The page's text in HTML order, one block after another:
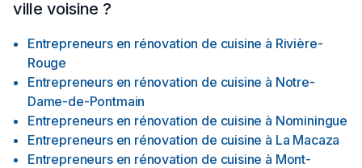
ville voisine ?
Entrepreneurs en rénovation de cuisine à Rivière-
Rouge
Entrepreneurs en rénovation de cuisine à Notre-
Dame-de-Pontmain
Entrepreneurs en rénovation de cuisine à Nominingue
Entrepreneurs en rénovation de cuisine à La Macaza
Entrepreneurs en rénovation de cuisine à Mont-